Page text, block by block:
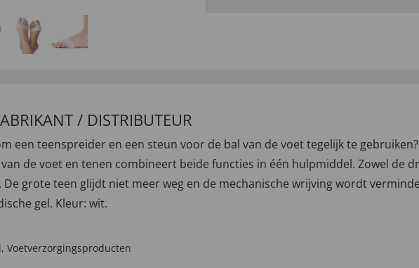
/ DISTRIBUTEUR
een teenspreider en een steun voor de bal van de voet tegelijk te
de voet en tenen combineert beide functies in één hulpmiddel. Zowel de
grote teen glijdt niet meer weg en de mechanische wrijving wordt
gel. Kleur: wit.
, Voetverzorgingsproducten